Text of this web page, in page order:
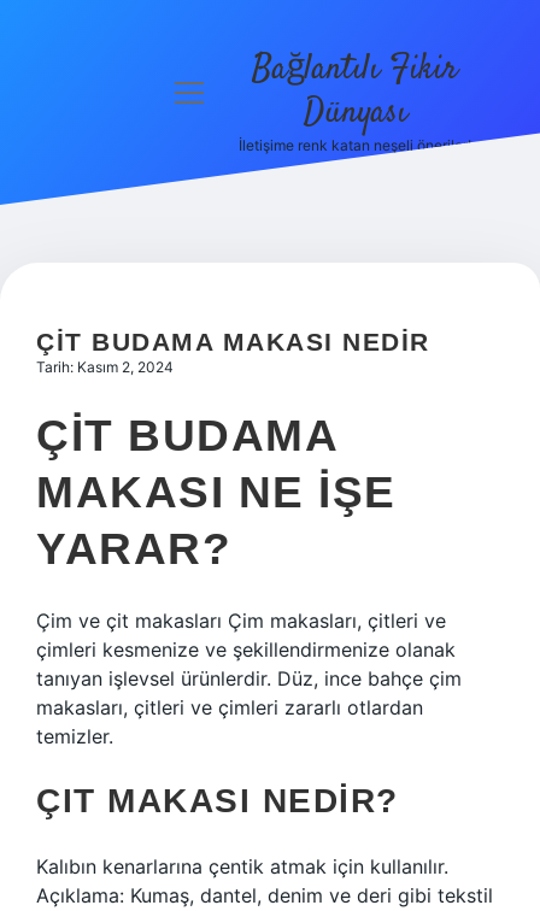
Hakkımızda
menüyü
Bağlantılı Fikir
Dünyası
İletişime renk katan neşeli öneriler!
ÇIT BUDAMA MAKASI NEDIR
Tarih: Kasım 2, 2024
ÇIT BUDAMA
MAKASI NE IŞE
YARAR?
Çim ve çit makasları Çim makasları, çitleri ve
çimleri kesmenize ve şekillendirmenize olanak
tanıyan işlevsel ürünlerdir. Düz, ince bahçe çim
makasları, çitleri ve çimleri zararlı otlardan
temizler.
ÇIT MAKASI NEDIR?
Kalıbın kenarlarına çentik atmak için kullanılır.
Açıklama: Kumaş, dantel, denim ve deri gibi tekstil